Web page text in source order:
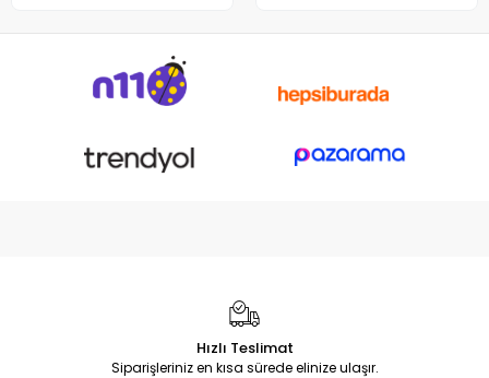
Hızlı Teslimat
Siparişleriniz en kısa sürede elinize ulaşır.